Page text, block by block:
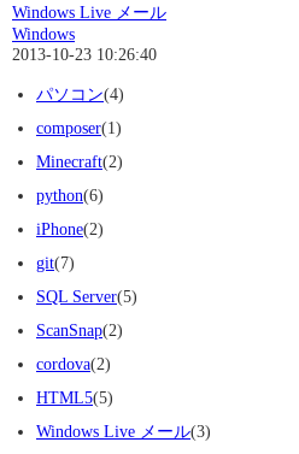
Windows Live メール
Windows
2013-10-23 10:26:40
パソコン(4)
composer(1)
Minecraft(2)
python(6)
iPhone(2)
git(7)
SQL Server(5)
ScanSnap(2)
cordova(2)
HTML5(5)
Windows Live メール(3)